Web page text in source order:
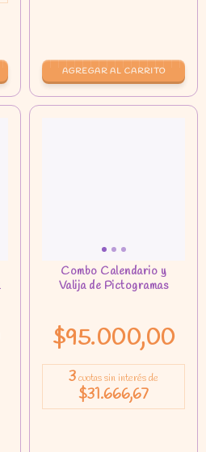
$95.000,00
3cuotas sin interés de
$31.666,67